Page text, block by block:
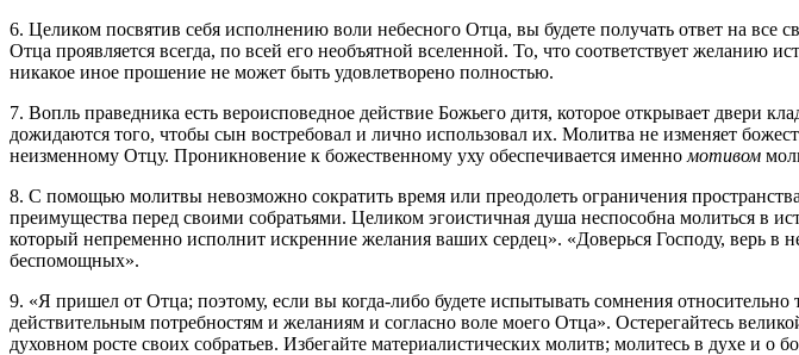
6. Целиком посвятив себя исполнению воли небесного Отца, вы будете получать ответ на
Отца проявляется всегда, по всей его необъятной вселенной. То, что соответствует желанию
никакое иное прошение не может быть удовлетворено полностью.
7. Вопль праведника есть вероисповедное действие Божьего дитя, которое открывает двери
дожидаются того, чтобы сын востребовал и лично использовал их. Молитва не изменяет
неизменному Отцу. Проникновение к божественному уху обеспечивается именно мотивом
8. С помощью молитвы невозможно сократить время или преодолеть ограничения
преимущества перед своими собратьями. Целиком эгоистичная душа неспособна молиться в
который непременно исполнит искренние желания ваших сердец». «Доверься Господу, верь
беспомощных».
9. «Я пришел от Отца; поэтому, если вы когда-либо будете испытывать сомнения
действительным потребностям и желаниям и согласно воле моего Отца». Остерегайтесь
духовном росте своих собратьев. Избегайте материалистических молитв; молитесь в духе и о